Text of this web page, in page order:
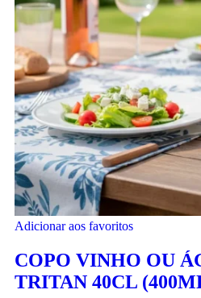
Adicionar aos favoritos
COPO VINHO OU
TRITAN 40CL